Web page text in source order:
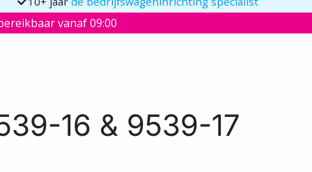
vanaf 09:00
16 & 9539-17